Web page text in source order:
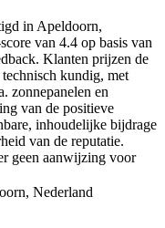
in Apeldoorn,
van 4.4 op basis van
Klanten prijzen de
kundig, met
zonnepanelen en
van de positieve
inhoudelijke bijdrage
van de reputatie.
geen aanwijzing voor
Nederland